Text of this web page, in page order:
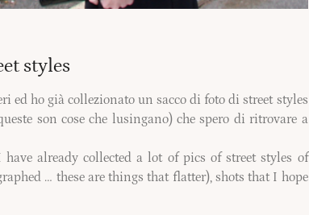
styles
ed ho già collezionato un sacco di foto di street styles
son cose che lusingano) che spero di ritrovare a
already collected a lot of pics of street styles of
… these are things that flatter), shots that I hope